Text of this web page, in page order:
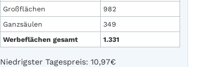
Großflächen
982
Ganzsäulen
349
Werbeflächen gesamt
1.331
Niedrigster Tagespreis: 10,97€